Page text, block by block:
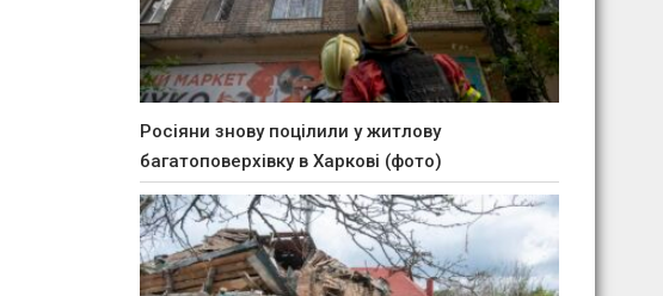
Росіяни знову поцілили у житлову
багатоповерхівку в Харкові (фото)